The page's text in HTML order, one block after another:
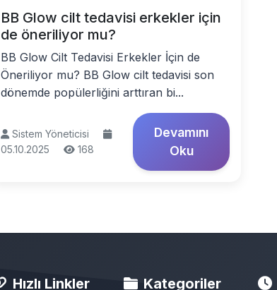
BB Glow cilt tedavisi erkekler için
de öneriliyor mu?
BB Glow Cilt Tedavisi Erkekler İçin de
Öneriliyor mu? BB Glow cilt tedavisi son
dönemde popülerliğini arttıran bi...
Sistem Yöneticisi
05.10.2025
168
Devamını
Oku
Hızlı Linkler Kategoriler